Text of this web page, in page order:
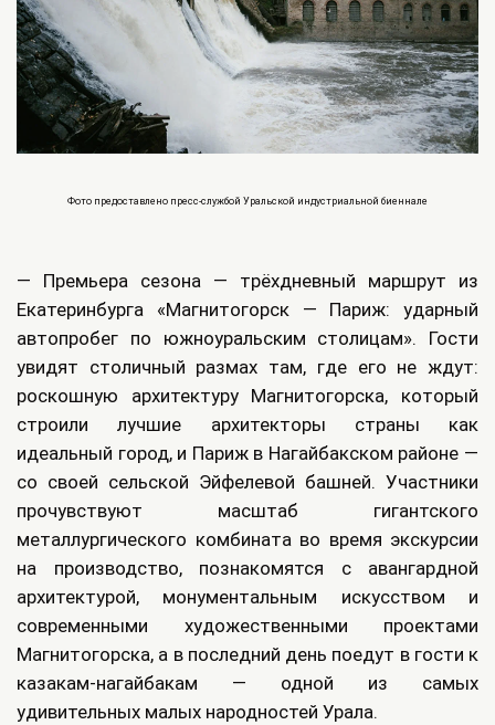
Фото предоставлено пресс-службой Уральской индустриальной биеннале
— Премьера сезона — трёхдневный маршрут из
Екатеринбурга «Магнитогорск — Париж: ударный
автопробег по южноуральским столицам». Гости
увидят столичный размах там, где его не ждут:
роскошную архитектуру Магнитогорска, который
строили лучшие архитекторы страны как
идеальный город, и Париж в Нагайбакском районе —
со своей сельской Эйфелевой башней. Участники
прочувствуют масштаб гигантского
металлургического комбината во время экскурсии
на производство, познакомятся с авангардной
архитектурой, монументальным искусством и
современными художественными проектами
Магнитогорска, а в последний день поедут в гости к
казакам-нагайбакам — одной из самых
удивительных малых народностей Урала.